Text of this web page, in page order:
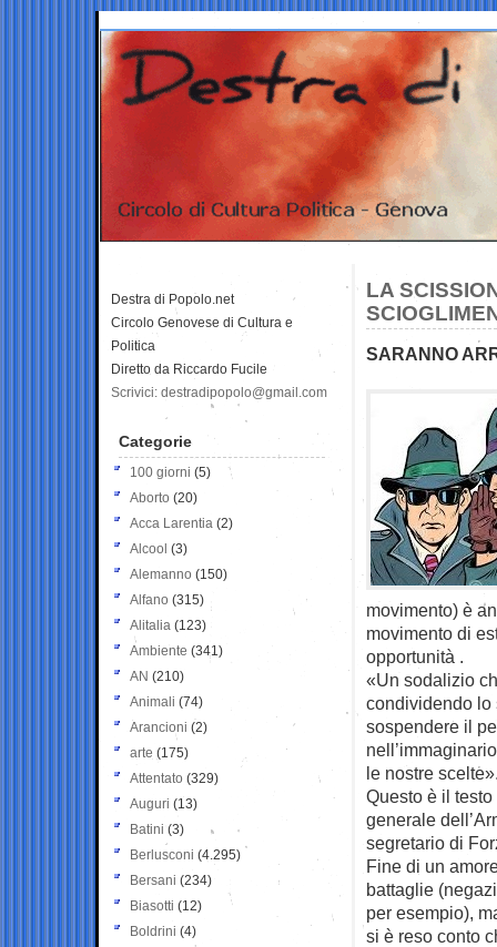
LA
SARANNO
movimento) è
movimento di
opportunità .
«Un sodalizio
condividendo lo
sospendere il
le nostre
Questo è il
generale
segretario di
Fine di un
battaglie
per esempio),
si è reso conto
Destra di Popolo.net
Circolo Genovese di Cultura e
Politica
Diretto da Riccardo Fucile
Scrivici: destradipopolo@gmail.com
Categorie
100 giorni (5)
Aborto (20)
Acca Larentia (2)
Alcool (3)
Alemanno (150)
Alfano (315)
Alitalia (123)
Ambiente (341)
AN (210)
Animali (74)
Arancioni (2)
arte (175)
Attentato (329)
Auguri (13)
Batini (3)
Berlusconi (4.295)
Bersani (234)
Biasotti (12)
Boldrini (4)